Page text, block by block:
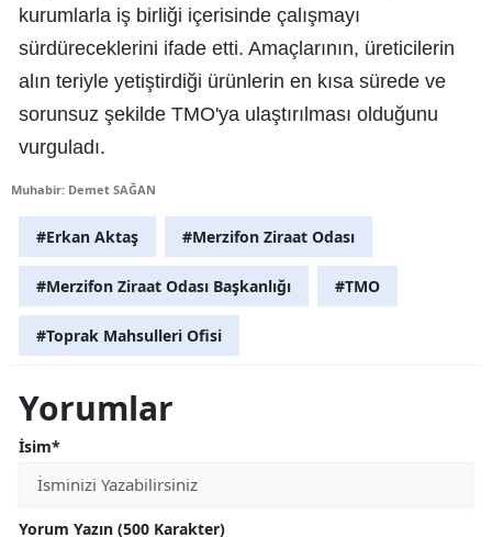
kurumlarla iş birliği içerisinde çalışmayı
sürdüreceklerini ifade etti. Amaçlarının, üreticilerin
alın teriyle yetiştirdiği ürünlerin en kısa sürede ve
sorunsuz şekilde TMO'ya ulaştırılması olduğunu
vurguladı.
Muhabir: Demet SAĞAN
#Erkan Aktaş #Merzifon Ziraat Odası
#Merzifon Ziraat Odası Başkanlığı #TMO
#Toprak Mahsulleri Ofisi
Yorumlar
İsim*
Yorum Yazın (500 Karakter)